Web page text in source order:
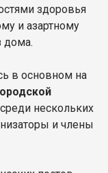
здоровья
и азартному
дома.
в основном на
нескольких
и члены